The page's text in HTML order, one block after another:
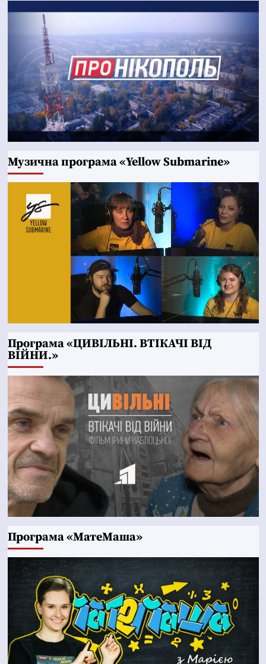
Музична програма «Yellow Submarine»
Програма «ЦИВІЛЬНІ. ВТІКАЧІ ВІД
ВІЙНИ.»
Програма «МатеМаша»